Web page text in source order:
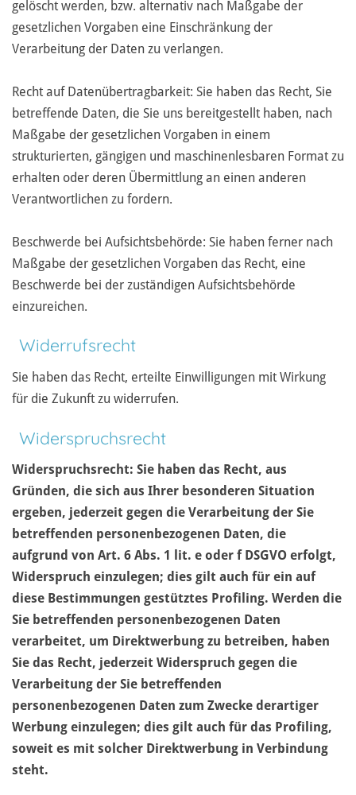
gelöscht werden, bzw. alternativ nach Maßgabe der
gesetzlichen Vorgaben eine Einschränkung der
Verarbeitung der Daten zu verlangen.
Recht auf Datenübertragbarkeit: Sie haben das Recht, Sie
betreffende Daten, die Sie uns bereitgestellt haben, nach
Maßgabe der gesetzlichen Vorgaben in einem
strukturierten, gängigen und maschinenlesbaren Format zu
erhalten oder deren Übermittlung an einen anderen
Verantwortlichen zu fordern.
Beschwerde bei Aufsichtsbehörde: Sie haben ferner nach
Maßgabe der gesetzlichen Vorgaben das Recht, eine
Beschwerde bei der zuständigen Aufsichtsbehörde
einzureichen.
Widerrufsrecht
Sie haben das Recht, erteilte Einwilligungen mit Wirkung
für die Zukunft zu widerrufen.
Widerspruchsrecht
Widerspruchsrecht: Sie haben das Recht, aus
Gründen, die sich aus Ihrer besonderen Situation
ergeben, jederzeit gegen die Verarbeitung der Sie
betreffenden personenbezogenen Daten, die
aufgrund von Art. 6 Abs. 1 lit. e oder f DSGVO erfolgt,
Widerspruch einzulegen; dies gilt auch für ein auf
diese Bestimmungen gestütztes Profiling. Werden die
Sie betreffenden personenbezogenen Daten
verarbeitet, um Direktwerbung zu betreiben, haben
Sie das Recht, jederzeit Widerspruch gegen die
Verarbeitung der Sie betreffenden
personenbezogenen Daten zum Zwecke derartiger
Werbung einzulegen; dies gilt auch für das Profiling,
soweit es mit solcher Direktwerbung in Verbindung
steht.